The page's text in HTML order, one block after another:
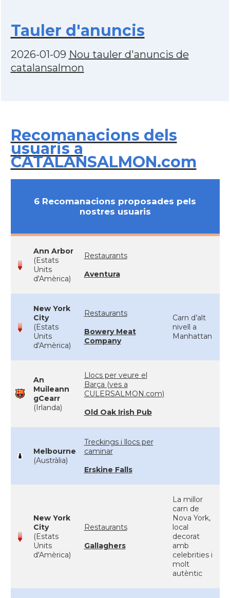
Tauler d'anuncis
2026-01-09 Nou tauler d'anuncis de
catalansalmon
Recomanacions dels
usuaris a
CATALANSALMON.com
6 Recomanacions proposades pels
nostres usuaris
Ann Arbor
(Estats
Units
d'Amèrica)
Restaurants
Aventura
New York
City
(Estats
Units
d'Amèrica)
Restaurants
Bowery Meat
Company
Carn d’alt
nivell a
Manhattan
An
Muileann
gCearr
(Irlanda)
Llocs per veure el
Barça (ves a
CULERSALMON.com)
Old Oak Irish Pub
Melbourne
(Austràlia)
Treckings i llocs per
caminar
Erskine Falls
New York
City
(Estats
Units
d'Amèrica)
Restaurants
Gallaghers
La millor
carn de
Nova York,
local
decorat
amb
celebrities i
molt
autèntic